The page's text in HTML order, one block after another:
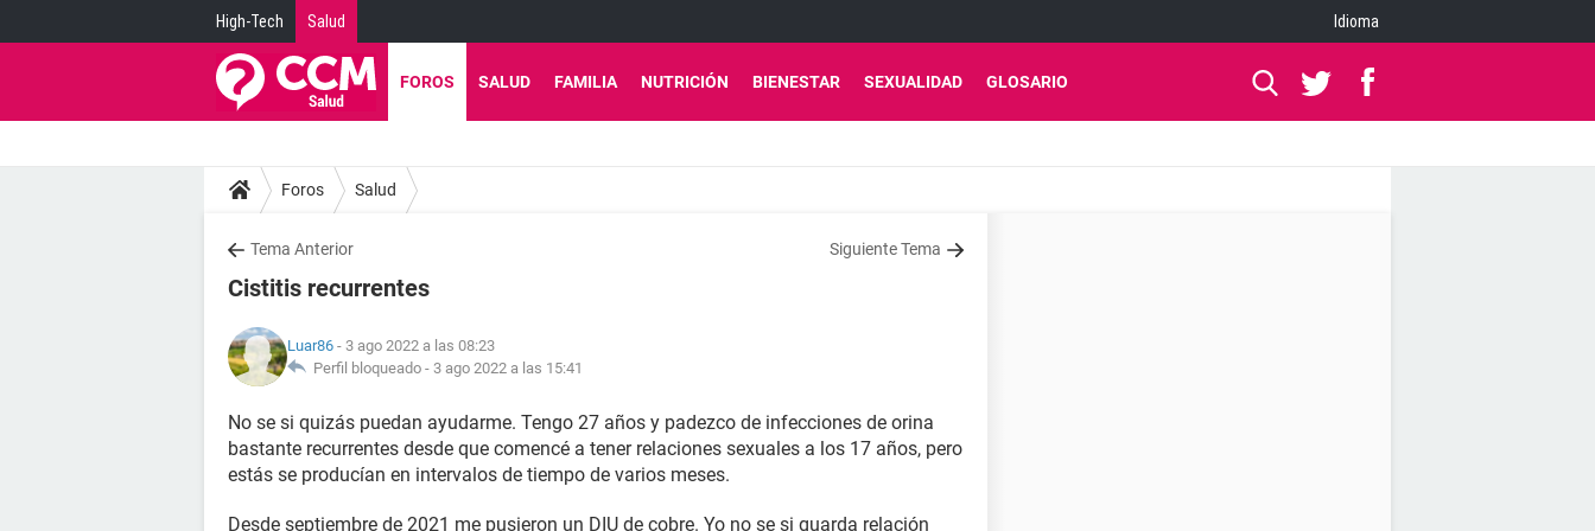
High-Tech Salud Idioma
FOROS SALUD FAMILIA NUTRICIÓN BIENESTAR SEXUALIDAD GLOSARIO
Foros Salud
Tema Anterior Siguiente Tema
Cistitis recurrentes
Luar86 - 3 ago 2022 a las 08:23
Perfil bloqueado - 3 ago 2022 a las 15:41
No se si quizás puedan ayudarme. Tengo 27 años y padezco de infecciones de orina
bastante recurrentes desde que comencé a tener relaciones sexuales a los 17 años, pero
estás se producían en intervalos de tiempo de varios meses.
Desde septiembre de 2021 me pusieron un DIU de cobre. Yo no se si guarda relación